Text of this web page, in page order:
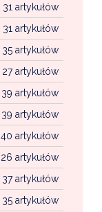
31 artykułów
31 artykułów
35 artykułów
27 artykułów
39 artykułów
39 artykułów
40 artykułów
26 artykułów
37 artykułów
35 artykułów